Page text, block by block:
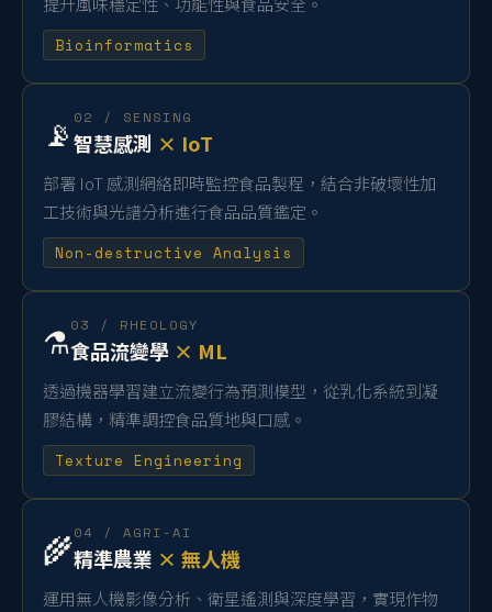
提升風味穩定性、功能性與食品安全。
Bioinformatics
📡 02 / SENSING
智慧感測 × IoT
部署 IoT 感測網絡即時監控食品製程，結合非破壞性加
工技術與光譜分析進行食品品質鑑定。
Non-destructive Analysis
⚗️03 / RHEOLOGY
食品流變學 × ML
透過機器學習建立流變行為預測模型，從乳化系統到凝
膠結構，精準調控食品質地與口感。
Texture Engineering
🌾04 / AGRI-AI
精準農業 × 無人機
運用無人機影像分析、衛星遙測與深度學習，實現作物